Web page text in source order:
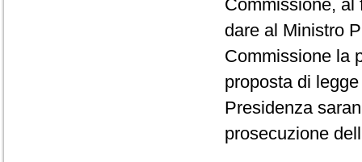
Commissione, al
dare al Ministro
Commissione la
proposta di
Presidenza
prosecuzione